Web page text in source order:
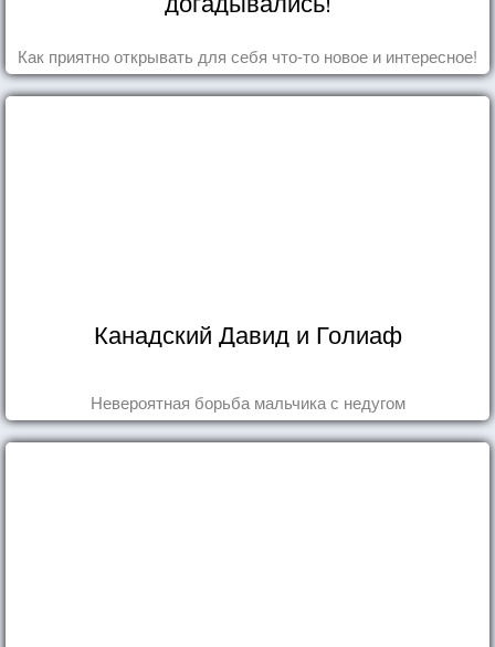
Как приятно открывать для себя что-то новое и интересное!
Канадский Давид и Голиаф
Невероятная борьба мальчика с недугом